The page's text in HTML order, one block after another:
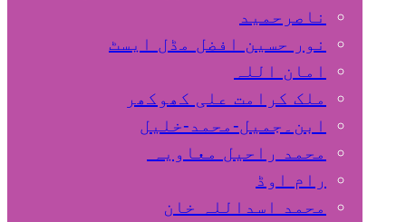
ناصرحمید
نور حسین افضل مڈل ایسٹ
امان اللہ
ملک کرامت علی کھوکھر
ابن۔جمیل-محمد-خلیل
محمد راحیل معاویہ
رام اوڈ
محمد اسداللہ خان